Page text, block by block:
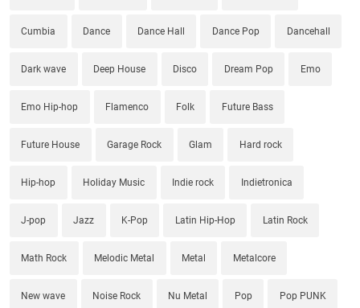
Cumbia Dance Dance Hall Dance Pop Dancehall
Dark wave Deep House Disco Dream Pop Emo
Emo Hip-hop Flamenco Folk Future Bass
Future House Garage Rock Glam Hard rock
Hip-hop Holiday Music Indie rock Indietronica
J-pop Jazz K-Pop Latin Hip-Hop Latin Rock
Math Rock Melodic Metal Metal Metalcore
New wave Noise Rock Nu Metal Pop Pop PUNK